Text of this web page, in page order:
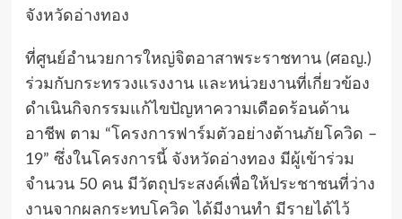
จังหวัดอ่างทอง
ที่ศูนย์อำนวยการใหญ่จิตอาสาพระราชทาน (ศอญ.)
ร่วมกับกระทรวงแรงงาน และหน่วยงานที่เกี่ยวข้อง
ดำเนินกิจกรรมแก้ไขปัญหาความเดือดร้อนด้าน
อาชีพ ตาม “โครงการฟาร์มตัวอย่างต้านภัยโควิด –
19” ซึ่งในโครงการนี้ จังหวัดอ่างทอง มีผู้เข้าร่วม
จำนวน 50 คน มีวัตถุประสงค์เพื่อให้ประชาชนที่ว่าง
งานจากผลกระทบโควิด ได้มีงานทำ มีรายได้ไว้